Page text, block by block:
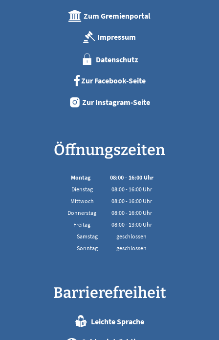
Zum Gremienportal
Impressum
Datenschutz
Zur Facebook-Seite
Zur Instagram-Seite
Öffnungszeiten
Montag 08:00- 16:00Uhr
Von 08:00 bis 16:00 Uhr
Dienstag 08:00- 16:00Uhr
Von 08:00 bis 16:00 Uhr
Mittwoch 08:00- 16:00Uhr
Von 08:00 bis 16:00 Uhr
Donnerstag 08:00- 16:00Uhr
Von 08:00 bis 16:00 Uhr
Freitag 08:00- 13:00Uhr
Samstag
geschlossen
Sonntag
geschlossen
Barrierefreiheit
Leichte Sprache